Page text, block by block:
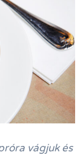
vágjuk és